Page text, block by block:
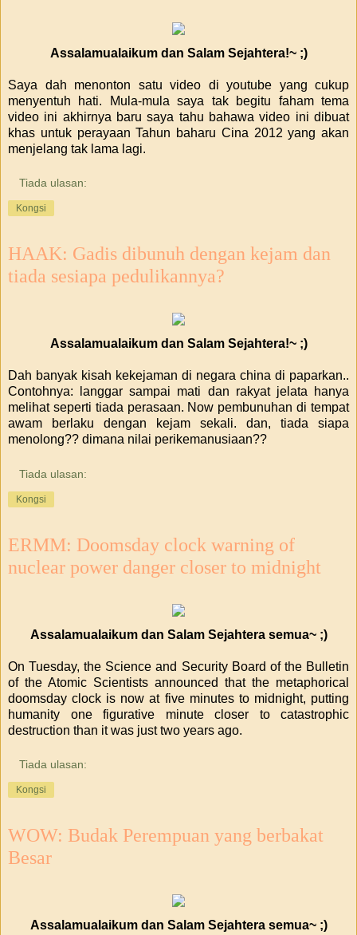
Assalamualaikum dan Salam Sejahtera!~ ;)
Saya dah menonton satu video di youtube yang cukup
menyentuh hati. Mula-mula saya tak begitu faham tema
video ini akhirnya baru saya tahu bahawa video ini dibuat
khas untuk perayaan Tahun baharu Cina 2012 yang akan
menjelang tak lama lagi.
Tiada ulasan:
Kongsi
HAAK: Gadis dibunuh dengan kejam dan
tiada sesiapa pedulikannya?
Assalamualaikum dan Salam Sejahtera!~ ;)
Dah banyak kisah kekejaman di negara china di paparkan..
Contohnya: langgar sampai mati dan rakyat jelata hanya
melihat seperti tiada perasaan. Now pembunuhan di tempat
awam berlaku dengan kejam sekali. dan, tiada siapa
menolong?? dimana nilai perikemanusiaan??
Tiada ulasan:
Kongsi
ERMM: Doomsday clock warning of
nuclear power danger closer to midnight
Assalamualaikum dan Salam Sejahtera semua~ ;)
On Tuesday, the Science and Security Board of the Bulletin
of the Atomic Scientists announced that the metaphorical
doomsday clock is now at five minutes to midnight, putting
humanity one figurative minute closer to catastrophic
destruction than it was just two years ago.
Tiada ulasan:
Kongsi
WOW: Budak Perempuan yang berbakat
Besar
Assalamualaikum dan Salam Sejahtera semua~ ;)